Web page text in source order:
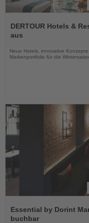
Sie
die
DERTOUR Hotels &
aus
Neue Hotels, innovative
Markenportfolio für die
Sie
die
Essential by Dorint
buchbar